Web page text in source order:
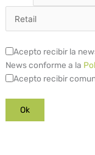
Acepto recibir la
News conforme a la
Acepto recibir